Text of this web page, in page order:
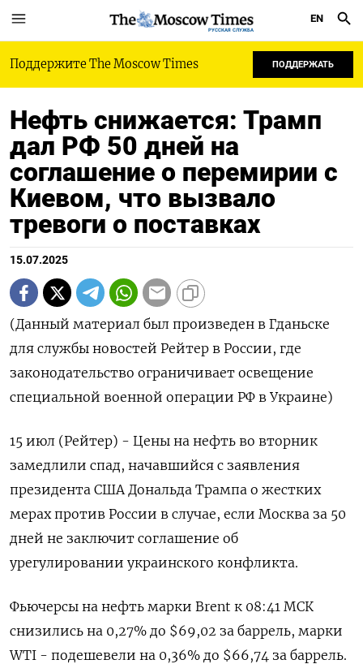
РУССКАЯ СЛУЖБА
EN
Поддержите The Moscow Times ПОДДЕРЖАТЬ
Нефть снижается: Трамп
дал РФ 50 дней на
соглашение о перемирии с
Киевом, что вызвало
тревоги о поставках
15.07.2025
(Данный материал был произведен в Гданьске
для службы новостей Рейтер в России, где
законодательство ограничивает освещение
специальной военной операции РФ в Украине)
15 июл (Рейтер) - Цены на нефть во вторник
замедлили спад, начавшийся с заявления
президента США Дональда Трампа о жестких
мерах против России в случае, если Москва за 50
дней не заключит соглашение об
урегулировании украинского конфликта.
Фьючерсы на нефть марки Brent к 08:41 МСК
снизились на 0,27% до $69,02 за баррель, марки
WTI - подешевели на 0,36% до $66,74 за баррель.